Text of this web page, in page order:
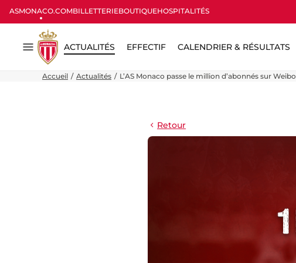
ASMONACO.COMBILLETTERIEBOUTIQUEHOSPITALITÉS
Menu
ACTUALITÉS EFFECTIF CALENDRIER & RÉSULTATS
Accueil Actualités L’AS Monaco passe le million d’abonnés sur Weibo
Retour